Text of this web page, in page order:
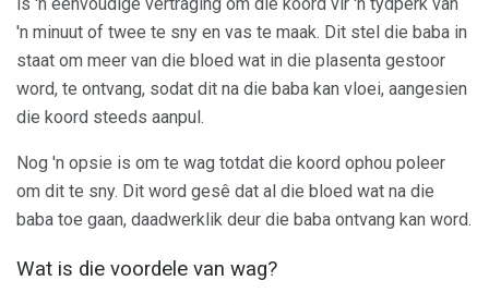
'n minuut of twee te sny en vas te maak. Dit stel die baba in
staat om meer van die bloed wat in die plasenta gestoor
word, te ontvang, sodat dit na die baba kan vloei, aangesien
die koord steeds aanpul.
Nog 'n opsie is om te wag totdat die koord ophou poleer
om dit te sny. Dit word gesê dat al die bloed wat na die
baba toe gaan, daadwerklik deur die baba ontvang kan word.
Wat is die voordele van wag?